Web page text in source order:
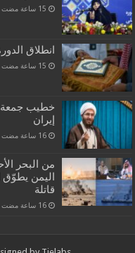
انطلاق الدورة 46 لمسابقة القرآن الدولية
خطيب جمعة
إيران
‏16 ساعة مضت
من البحر
اليمن
قاتلة
‏16 ساعة مضت